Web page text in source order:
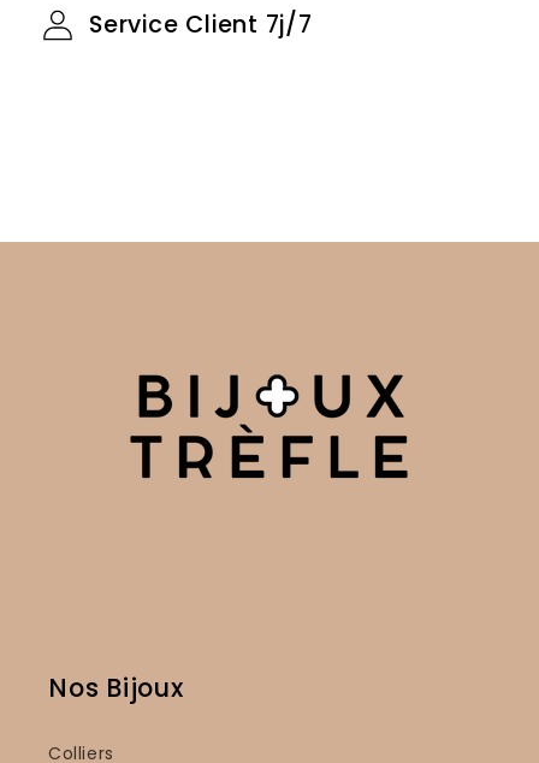
Service Client 7j/7
Nos Bijoux
Colliers